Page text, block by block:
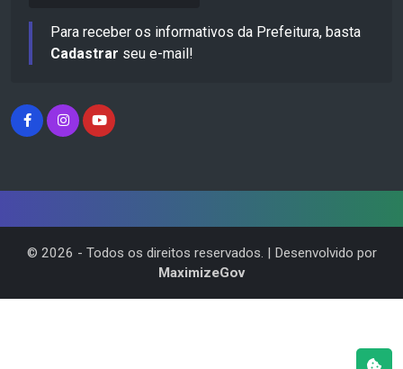
Para receber os informativos da Prefeitura, basta
Cadastrar seu e-mail!
© 2026 - Todos os direitos reservados. | Desenvolvido por
MaximizeGov